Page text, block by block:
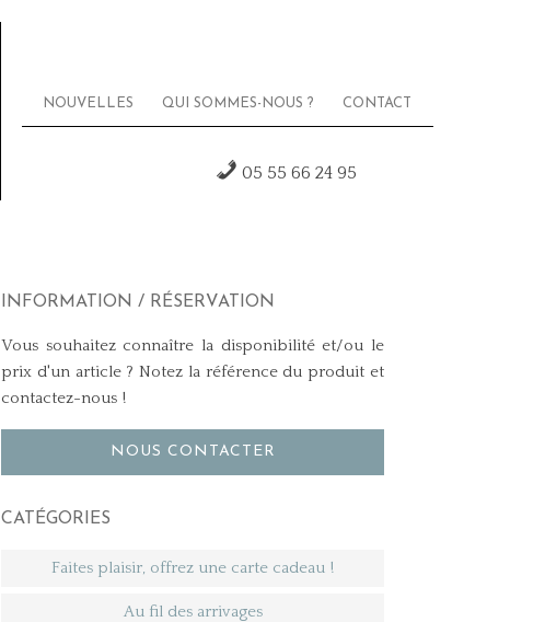
NOUVELLES QUI SOMMES-NOUS ? CONTACT
05 55 66 24 95
INFORMATION / RÉSERVATION
Vous souhaitez connaître la disponibilité et/ou le
prix d'un article ? Notez la référence du produit et
contactez-nous !
NOUS CONTACTER
CATÉGORIES
Faites plaisir, offrez une carte cadeau !
Au fil des arrivages